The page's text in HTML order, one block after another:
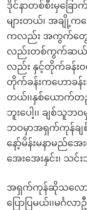
ဒိုင်နာတစ်စီးမှခြ
များတယ်၊ အချို့ကတ
ကလည်း အကွက်တွေပိုရ
လည်းတစ်ကွက်ဆယ်သိ
လည်း နှင့်တိုက်ခန်း
တိုက်ခန်းကဟောခန်း
တယ်၊၊နှစ်ယောက်
ဘူးပေါ့၊၊ ချစ်သူဘ
ဘဝမှာအရှက်ကုန်ချ
နော့်မိန်းမနာမည်အ
အေးအေးနှင်း၊ သင်း
အရှက်ကုန်ဆိုသလော
ပြောပြမယ်၊၊မင်္ဂ